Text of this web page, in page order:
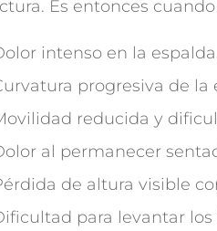
Es entonces
intenso en la
progresiva de la
reducida y
al permanecer
de altura visible
para levantar